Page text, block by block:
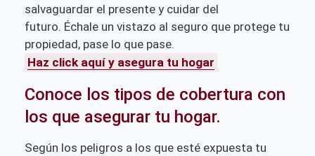
salvaguardar el presente y cuidar del
futuro. Échale un vistazo al seguro que protege tu
propiedad, pase lo que pase.
Haz click aquí y asegura tu hogar
Conoce los tipos de cobertura con
los que asegurar tu hogar.
Según los peligros a los que esté expuesta tu